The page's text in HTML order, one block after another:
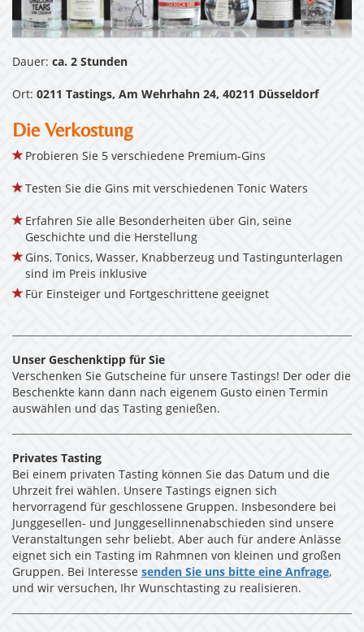
Dauer: ca. 2 Stunden
Ort: 0211 Tastings, Am Wehrhahn 24, 40211 Düsseldorf
Die Verkostung
Probieren Sie 5 verschiedene Premium-Gins
Testen Sie die Gins mit verschiedenen Tonic Waters
Erfahren Sie alle Besonderheiten über Gin, seine
Geschichte und die Herstellung
Gins, Tonics, Wasser, Knabberzeug und Tastingunterlagen
sind im Preis inklusive
Für Einsteiger und Fortgeschrittene geeignet
Unser Geschenktipp für Sie
Verschenken Sie Gutscheine für unsere Tastings! Der oder die
Beschenkte kann dann nach eigenem Gusto einen Termin
auswählen und das Tasting genießen.
Privates Tasting
Bei einem privaten Tasting können Sie das Datum und die
Uhrzeit frei wählen. Unsere Tastings eignen sich
hervorragend für geschlossene Gruppen. Insbesondere bei
Junggesellen- und Junggesellinnenabschieden sind unsere
Veranstaltungen sehr beliebt. Aber auch für andere Anlässe
eignet sich ein Tasting im Rahmnen von kleinen und großen
Gruppen. Bei Interesse senden Sie uns bitte eine Anfrage,
und wir versuchen, Ihr Wunschtasting zu realisieren.